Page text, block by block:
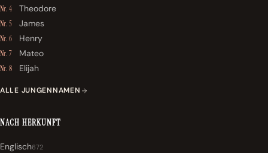
Nr. 4 Theodore
Nr. 5 James
Nr. 6 Henry
Nr. 7 Mateo
Nr. 8 Elijah
ALLE JUNGENNAMEN
NACH HERKUNFT
Englisch672